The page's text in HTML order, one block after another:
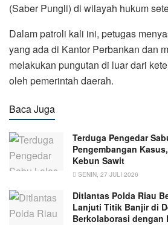
(Saber Pungli) di wilayah hukum
Dalam patroli kali ini, petugas
yang ada di Kantor Perbankan dan
melakukan pungutan di luar dari
oleh pemerintah daerah.
Baca Juga
Terduga Pengedar
Pengembangan
Kebun Sawit
SENIN, 27 JULI 2026
Ditlantas Polda Riau
Lanjuti Titik Banjir di
Berkolaborasi dengan